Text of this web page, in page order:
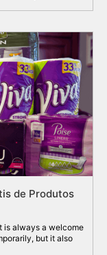
de Produtos
is always a welcome
but it also